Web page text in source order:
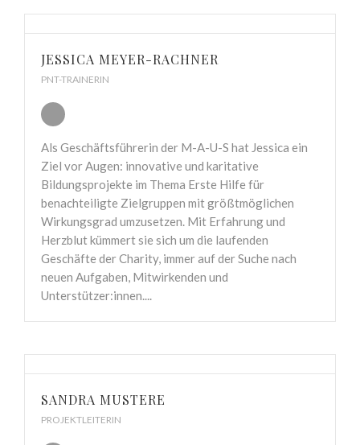
JESSICA MEYER-RACHNER
PNT-TRAINERIN
Als Geschäftsführerin der M-A-U-S hat Jessica ein
Ziel vor Augen: innovative und karitative
Bildungsprojekte im Thema Erste Hilfe für
benachteiligte Zielgruppen mit größtmöglichen
Wirkungsgrad umzusetzen. Mit Erfahrung und
Herzblut kümmert sie sich um die laufenden
Geschäfte der Charity, immer auf der Suche nach
neuen Aufgaben, Mitwirkenden und
Unterstützer:innen....
SANDRA MUSTERE
PROJEKTLEITERIN